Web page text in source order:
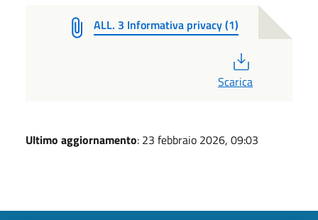
ALL. 3 Informativa privacy (1)
Scarica
Ultimo aggiornamento: 23 febbraio 2026, 09:03